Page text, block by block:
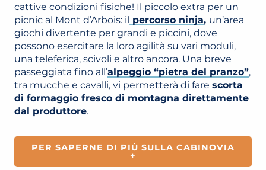
cattive condizioni fisiche! Il piccolo extra per un
picnic al Mont d’Arbois: il percorso ninja, un’area
giochi divertente per grandi e piccini, dove
possono esercitare la loro agilità su vari moduli,
una teleferica, scivoli e altro ancora. Una breve
passeggiata fino all’alpeggio “pietra del pranzo”,
tra mucche e cavalli, vi permetterà di fare scorta
di formaggio fresco di montagna direttamente
dal produttore.
PER SAPERNE DI PIÙ SULLA CABINOVIA
+